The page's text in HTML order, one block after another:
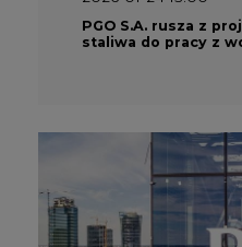
PGO S.A. rusza z
staliwa do pracy z